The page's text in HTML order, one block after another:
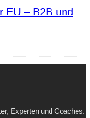
EU – B2B und
Experten und Coaches.